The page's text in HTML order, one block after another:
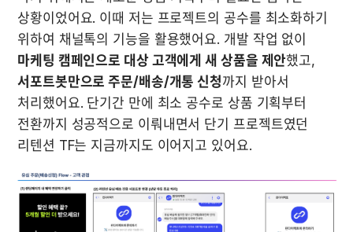
상황이었어요. 이때 저는 프로젝트의 공수를 최소화하기
마케팅 캠페인으로 대상 고객에게 새 상품을 제안
서포트봇만으로 주문/배송/개통 신청까지 받아서
처리했어요. 단기간 만에 최소 공수로 상품 기획부터
전환까지 성공적으로 이뤄내면서 단기 프로젝트였던
리텐션 TF는 지금까지도 이어지고 있어요.